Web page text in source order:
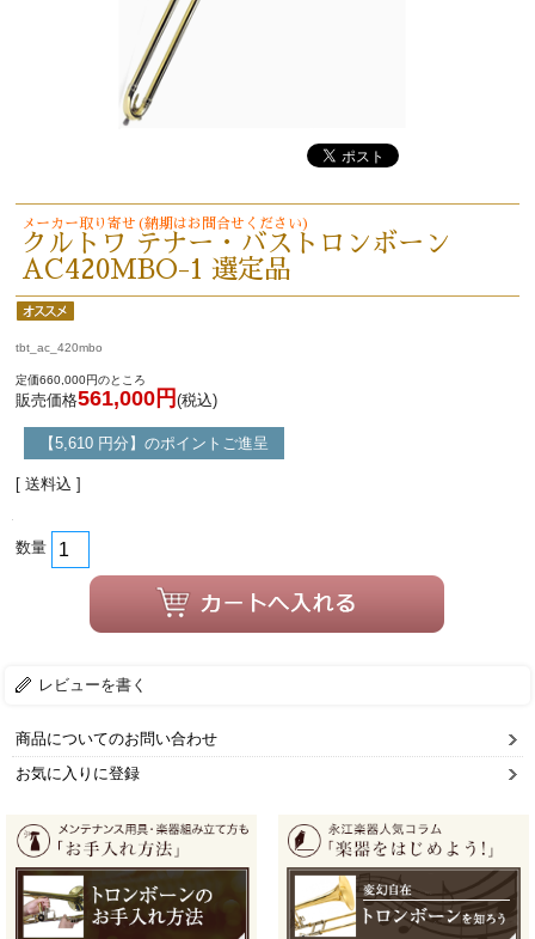
メーカー取り寄せ(納期はお問合せください)
クルトワ テナー・バストロンボーン
AC420MBO-1 選定品
tbt_ac_420mbo
定価660,000円のところ
販売価格561,000円 (税込)
【5,610 円分】のポイントご進呈
[ 送料込 ]
数量
レビューを書く
商品についてのお問い合わせ
お気に入りに登録